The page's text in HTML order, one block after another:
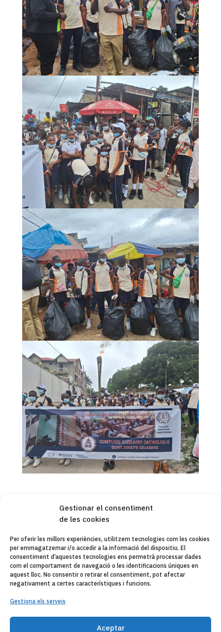
Gestionar el consentiment
de les cookies
Per oferir les millors experiències, utilitzem tecnologies com les cookies
per emmagatzemar i/o accedir a la informació del dispositiu. El
consentiment d’aquestes tecnologies ens permetrà processar dades
com el comportament de navegació o les identificacions úniques en
aquest lloc. No consentir o retirar el consentiment, pot afectar
negativament a certes característiques i funcions.
Gestiona els serveis
Aceptar
Copyleft 2025Itaka-Escolapios
AVÍS LEGAL
POLÍTICA DE PRIVACITAT
ENTITATS COL·LABORADES